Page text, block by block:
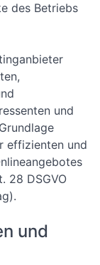
des Betriebs
und
effizienten und
28 DSGVO
und